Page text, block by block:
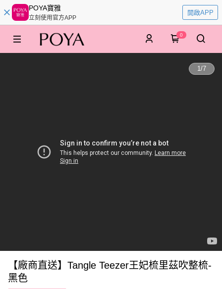
POYA寶雅
立刻使用官方APP
開啟APP
0
1/7
【廠商直送】Tangle Teezer王妃梳里茲吹整梳-
黑色